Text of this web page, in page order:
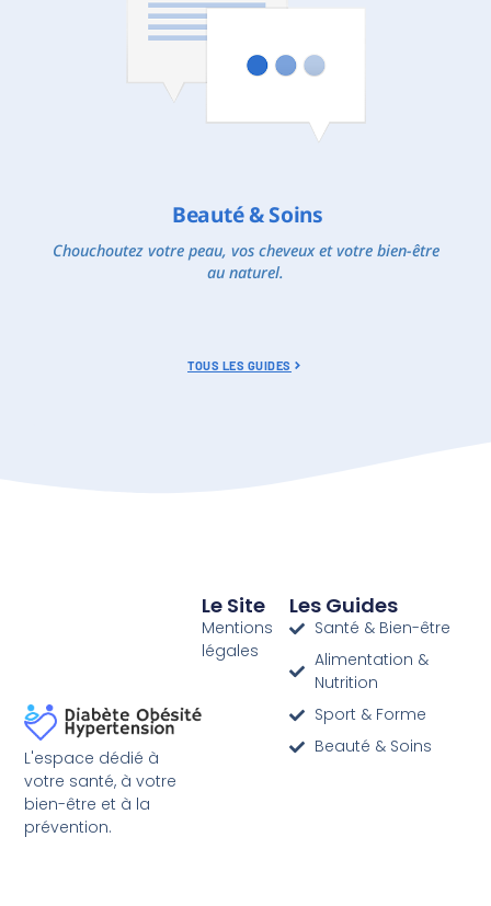
Beauté & Soins
Chouchoutez votre peau, vos cheveux et votre bien-être
au naturel.
TOUS LES GUIDES
L'espace dédié à
votre santé, à votre
bien-être et à la
prévention.
Le Site
Mentions
légales
Les Guides
Santé & Bien-être
Alimentation &
Nutrition
Sport & Forme
Beauté & Soins